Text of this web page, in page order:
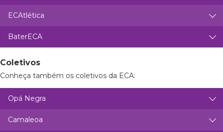
ECAtlética
BaterECA
Coletivos
Conheça também os coletivos da ECA:
Opá Negra
Camaleoa